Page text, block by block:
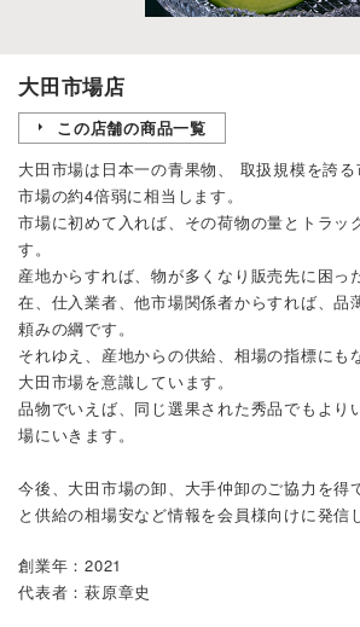
大田市場店
この店舗の商品一覧
大田市場は日本一の青果物、 取扱規模を誇
市場の約4倍弱に相当します。
市場に初めて入れば、その荷物の量とトラッ
す。
産地からすれば、物が多くなり販売先に困っ
在、仕入業者、他市場関係者からすれば、品
頼みの綱です。
それゆえ、産地からの供給、相場の指標にも
大田市場を意識しています。
品物でいえば、同じ選果された秀品でもより
場にいきます。
今後、大田市場の卸、大手仲卸のご協力を得
と供給の相場安など情報を会員様向けに発信
創業年：2021
代表者：萩原章史